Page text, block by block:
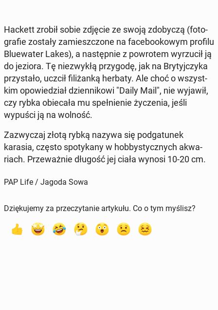
Hackett zrobił sobie zdjęcie ze swoją zdo­by­czą (fo­to­
gra­fie zostały za­miesz­czo­ne na fa­ce­bo­oko­wym profilu
Blu­ewa­ter Lakes), a na­stęp­nie z po­wro­tem wy­rzu­cił ją
do jeziora. Tę nie­zwy­kłą przy­go­dę, jak na Bry­tyj­czy­ka
przy­sta­ło, uczcił fi­li­żan­ką herbaty. Ale choć o wszyst­
kim opo­wie­dział dzien­ni­ko­wi "Daily Mail", nie wyjawił,
czy rybka obie­ca­ła mu speł­nie­nie ży­cze­nia, jeśli
wypuści ją na wolność.
Za­zwy­czaj złotą rybką nazywa się pod­ga­tu­nek
karasia, często spo­ty­ka­ny w hob­by­stycz­nych akwa­
riach. Prze­waż­nie długość jej ciała wynosi 10-20 cm.
PAP Life / Jagoda Sowa
Dziękujemy za przeczytanie artykułu. Co o tym myślisz?